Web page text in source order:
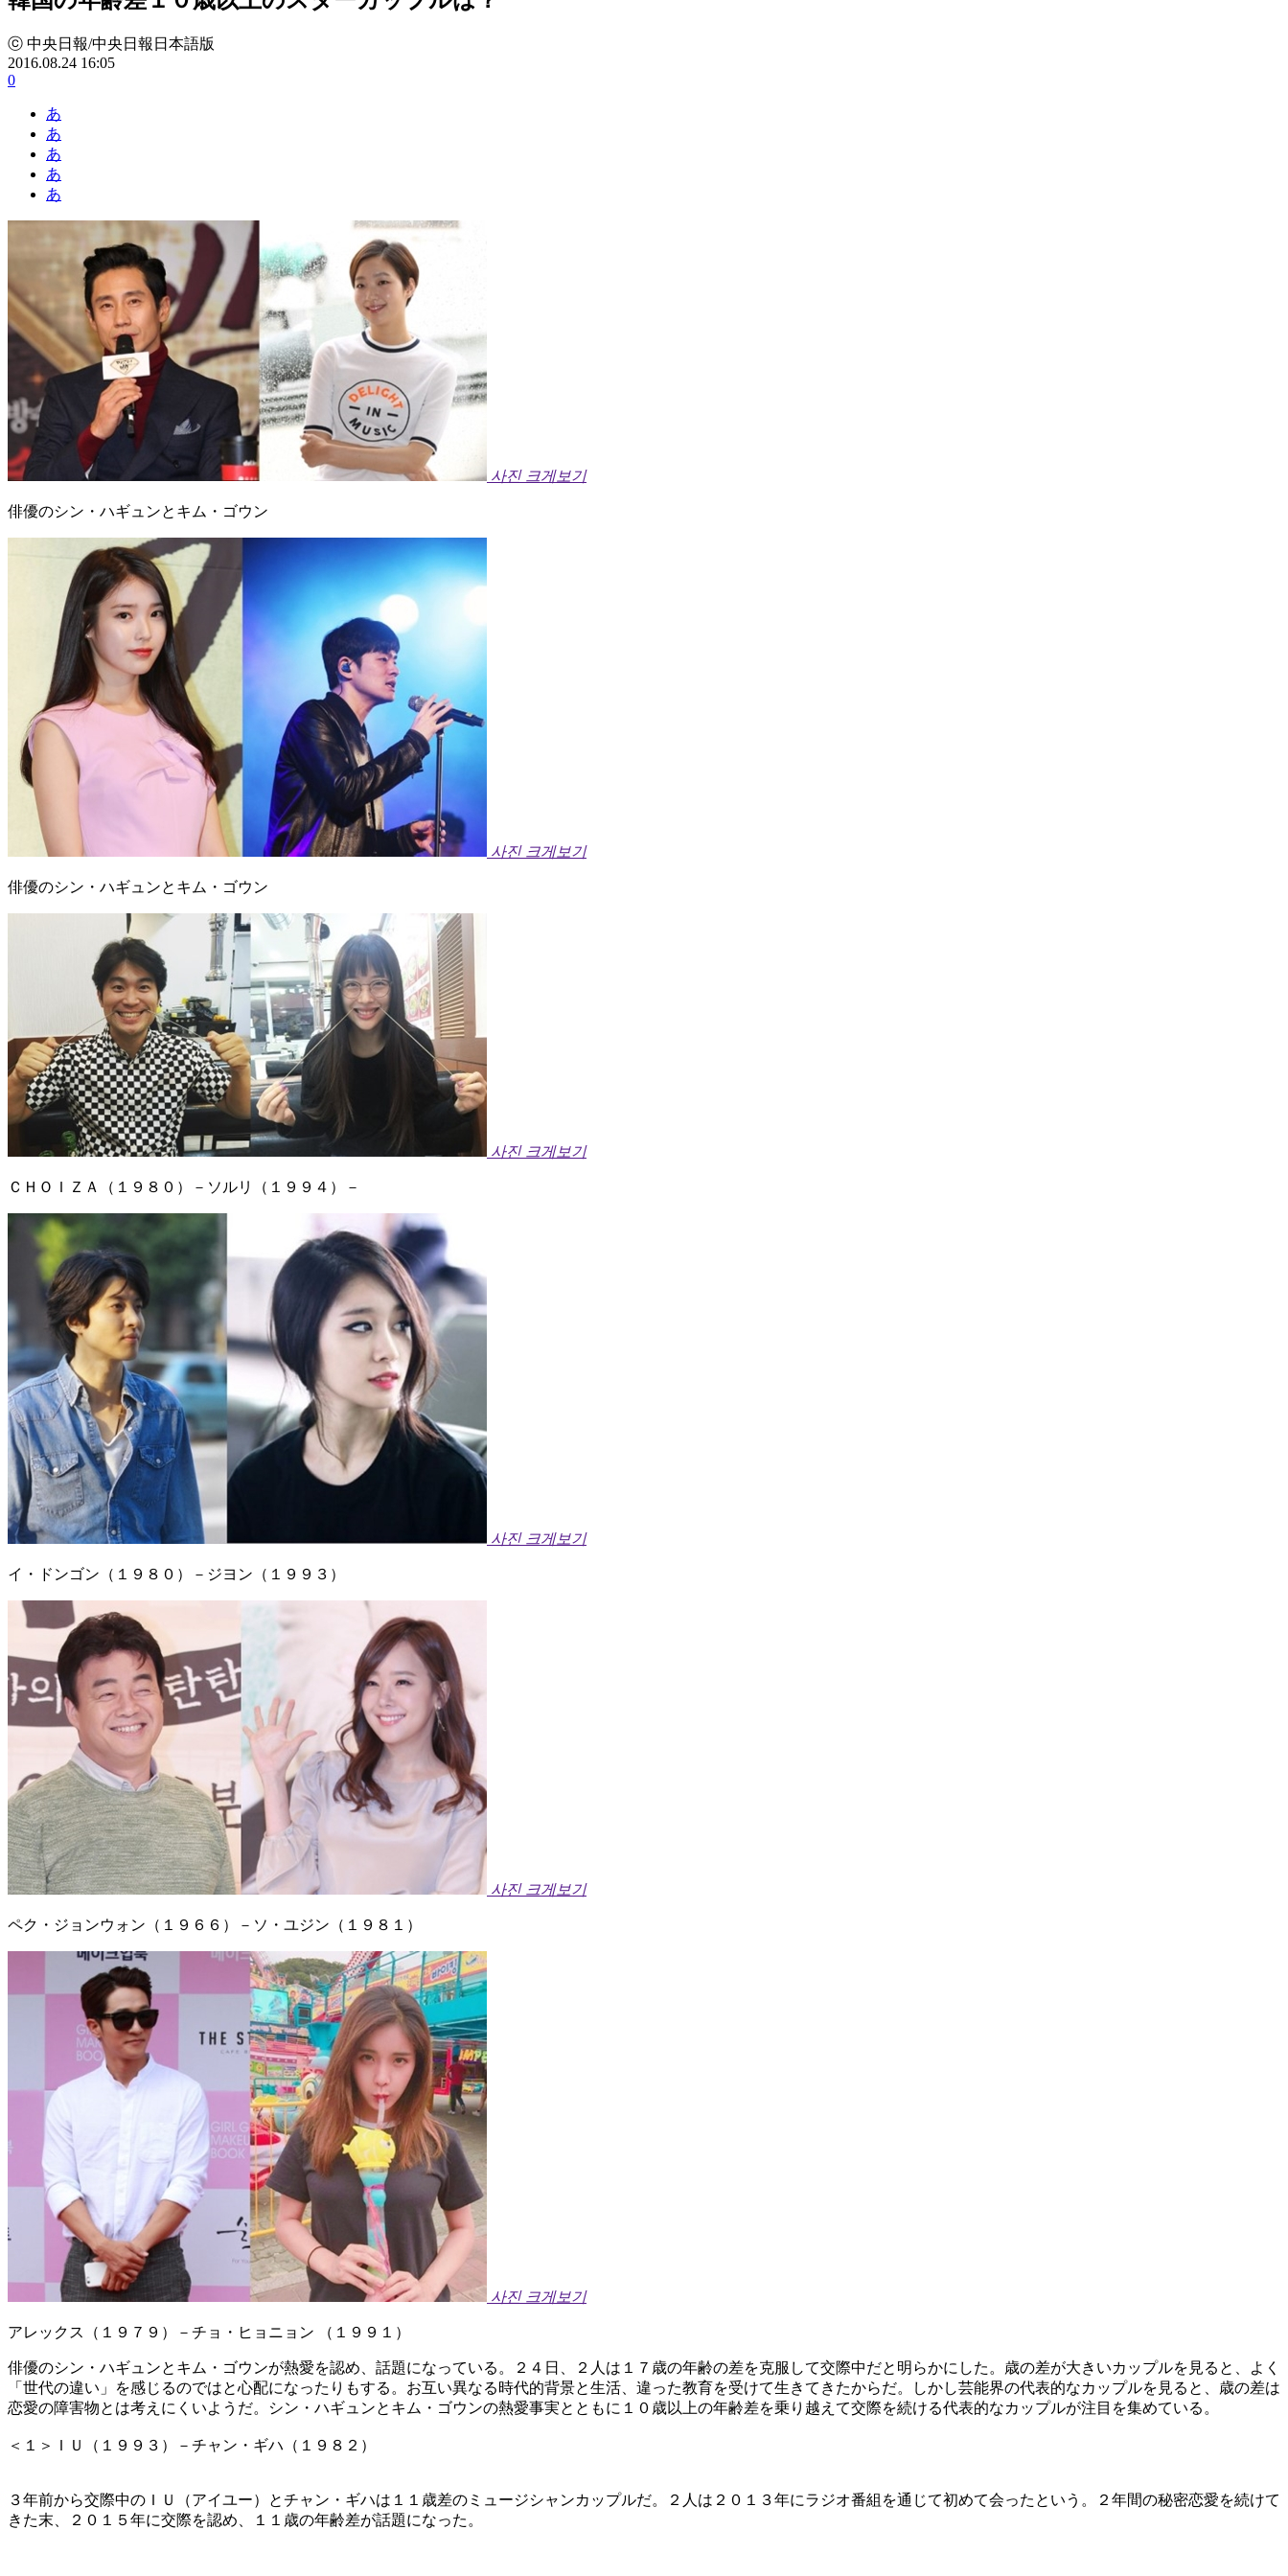
ⓒ 中央日報/中央日報日本語版
2016.08.24 16:05
0
あ
あ
あ
あ
あ
사진 크게보기
俳優のシン・ハギュンとキム・ゴウン
사진 크게보기
俳優のシン・ハギュンとキム・ゴウン
사진 크게보기
ＣＨＯＩＺＡ（１９８０）－ソルリ（１９９４）－
사진 크게보기
イ・ドンゴン（１９８０）－ジヨン（１９９３）
사진 크게보기
ペク・ジョンウォン（１９６６）－ソ・ユジン（１９８１）
사진 크게보기
アレックス（１９７９）－チョ・ヒョニョン （１９９１）
俳優のシン・ハギュンとキム・ゴウンが熱愛を認め、話題になっている。２４日、２人は１７歳の年齢の差を克服して交際中だと明らかにした。歳の差が大きいカップルを見ると、よく
「世代の違い」を感じるのではと心配になったりもする。お互い異なる時代的背景と生活、違った教育を受けて生きてきたからだ。しかし芸能界の代表的なカップルを見ると、歳の差は
恋愛の障害物とは考えにくいようだ。シン・ハギュンとキム・ゴウンの熱愛事実とともに１０歳以上の年齢差を乗り越えて交際を続ける代表的なカップルが注目を集めている。
＜１＞ＩＵ（１９９３）－チャン・ギハ（１９８２）
３年前から交際中のＩＵ（アイユー）とチャン・ギハは１１歳差のミュージシャンカップルだ。２人は２０１３年にラジオ番組を通じて初めて会ったという。２年間の秘密恋愛を続けて
きた末、２０１５年に交際を認め、１１歳の年齢差が話題になった。